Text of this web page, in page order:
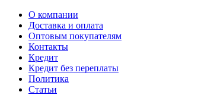
О компании
Доставка и оплата
Оптовым покупателям
Контакты
Кредит
Кредит без переплаты
Политика
Статьи